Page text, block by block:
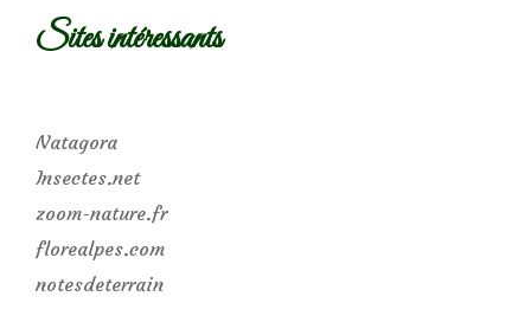
Sites intéressants
Natagora
Insectes.net
zoom-nature.fr
florealpes.com
notesdeterrain